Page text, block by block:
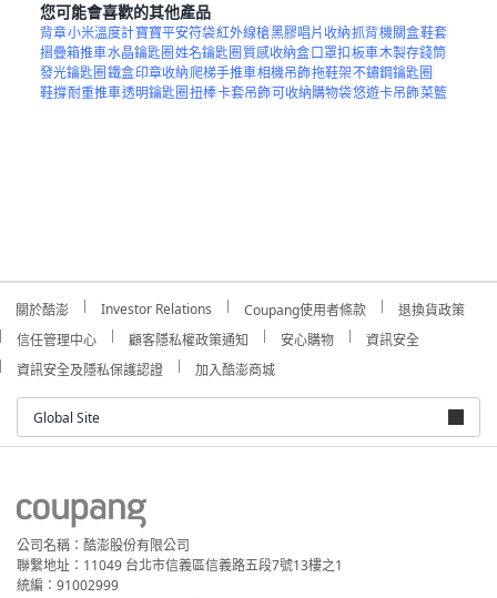
您可能會喜歡的其他產品
背章小米溫度計寶寶平安符袋紅外線槍黑膠唱片收納抓背機關盒鞋套
摺疊箱推車水晶鑰匙圈姓名鑰匙圈質感收納盒口罩扣板車木製存錢筒
發光鑰匙圈鐵盒印章收納爬梯手推車相機吊飾拖鞋架不鏽鋼鑰匙圈
鞋撐耐重推車透明鑰匙圈扭棒卡套吊飾可收納購物袋悠遊卡吊飾菜籃
關於酷澎 Investor Relations Coupang使用者條款
退換貨政策
信任管理中心
顧客隱私權政策通知 安心購物
資訊安全
資訊安全及隱私保護認證
加入酷澎商城
Global Site
公司名稱：酷澎股份有限公司
聯繫地址：11049 台北市信義區信義路五段7號13樓之1
統編：91002999